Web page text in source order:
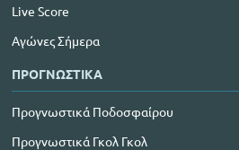
Live Score
Αγώνες Σήμερα
ΠΡΟΓΝΩΣΤΙΚΑ
Προγνωστικά Ποδοσφαίρου
Προγνωστικά Γκολ Γκολ